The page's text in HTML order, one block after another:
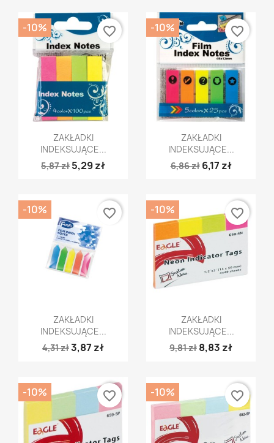
Szybki podgląd
ZAKŁADKI
INDEKSUJĄCE...
5,87 zł 5,29 zł
-10% favorite_border
Szybki podgląd
ZAKŁADKI
INDEKSUJĄCE...
6,86 zł 6,17 zł
-10% favorite_border
Szybki podgląd
ZAKŁADKI
INDEKSUJĄCE...
4,31 zł3,87 zł
-10% favorite_border
Szybki podgląd
ZAKŁADKI
INDEKSUJĄCE...
9,81 zł 8,83 zł
-10% favorite_border
-10% favorite_border -10% favorite_border